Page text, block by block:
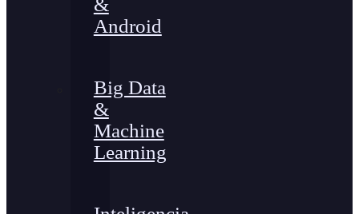
&
Android
Big Data
&
Machine
Learning